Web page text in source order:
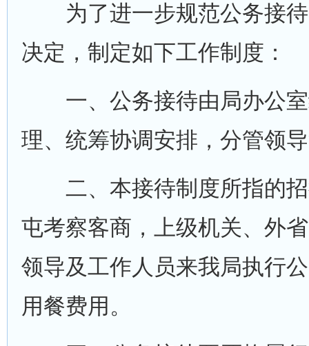
为了进一步规范公务接待
决定，制定如下工作制度：
一、公务接待由局办公室
理、统筹协调安排，分管领
二、本接待制度所指的招
屯考察客商，上级机关、外
领导及工作人员来我局执行
用餐费用。